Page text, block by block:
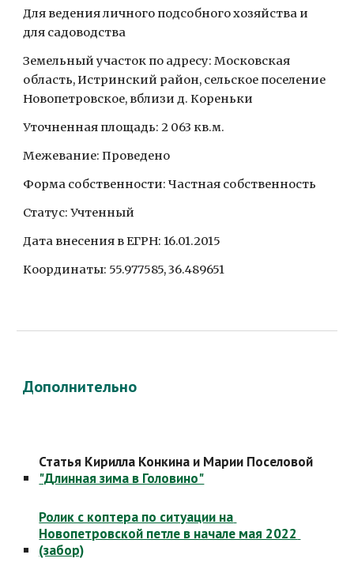
Для ведения личного подсобного хозяйства и
для садоводства
Земельный участок по адресу: Московская
область, Истринский район, сельское поселение
Новопетровское, вблизи д. Кореньки
Уточненная площадь: 2 063 кв.м.
Межевание: Проведено
Форма собственности: Частная собственность
Статус: Учтенный
Дата внесения в ЕГРН: 16.01.2015
Координаты: 55.977585, 36.489651
Дополнительно
"Длинная зима в Головино"
Ролик с коптера по ситуации на
Новопетровской петле в начале мая 2022
(забор)